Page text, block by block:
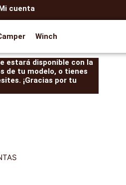
cuenta
Winch
estará disponible con la
de tu modelo, o tienes
¡Gracias por tu